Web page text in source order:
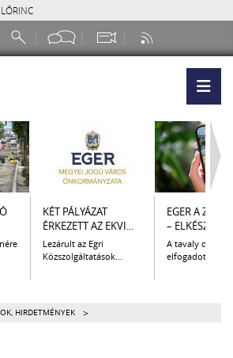
KÉT PÁLYÁZAT
ÉRKEZETT AZ EKVI...
Lezárult az Egri
Közszolgáltatások...
EGER A
– ELKÉSZÜLT
A tavaly
elfogadott
HIRDETMÉNYEK >